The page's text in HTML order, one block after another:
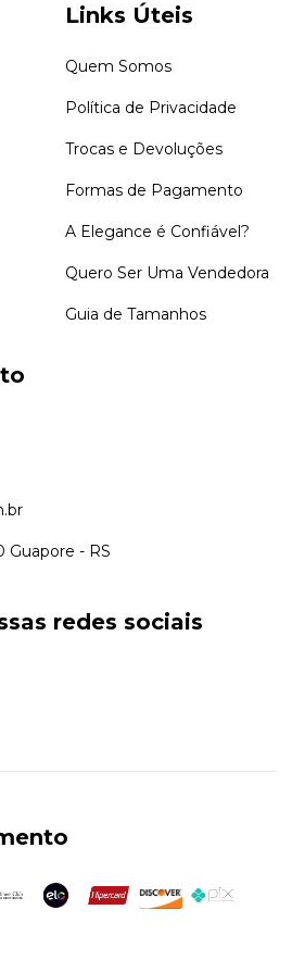
Links Úteis
Quem Somos
Política de Privacidade
Trocas e Devoluções
Formas de Pagamento
A Elegance é Confiável?
Quero Ser Uma Vendedora
Guia de Tamanhos
Guapore - RS
redes sociais